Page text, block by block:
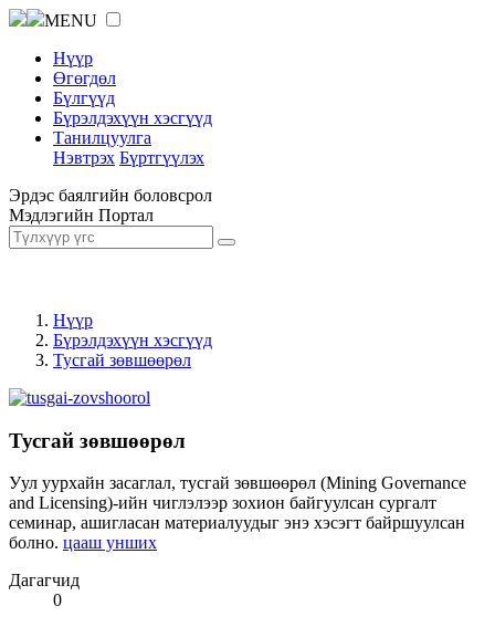
MENU
Нүүр
Өгөгдөл
Бүлгүүд
Бүрэлдэхүүн хэсгүүд
Танилцуулга
Нэвтрэх Бүртгүүлэх
Эрдэс баялгийн боловсрол
Мэдлэгийн Портал
Нүүр
Бүрэлдэхүүн хэсгүүд
Тусгай зөвшөөрөл
Тусгай зөвшөөрөл
Уул уурхайн засаглал, тусгай зөвшөөрөл (Mining Governance
and Licensing)-ийн чиглэлээр зохион байгуулсан сургалт
семинар, ашигласан материалуудыг энэ хэсэгт байршуулсан
болно. цааш унших
Дагагчид
0